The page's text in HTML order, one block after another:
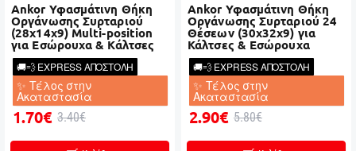
Ankor Υφασμάτινη Θήκη
Οργάνωσης Συρταριού
(28x14x9) Multi-position
για Εσώρουχα & Κάλτσες
🚚💨 EXPRESS ΑΠΟΣΤΟΛΗ
✨ Τέλος στην
Ακαταστασία
1.70€ 3.40€
Ankor Υφασμάτινη Θήκη
Οργάνωσης Συρταριού 24
Θέσεων (30x32x9) για
Κάλτσες & Εσώρουχα
🚚💨 EXPRESS ΑΠΟΣΤΟΛΗ
✨ Τέλος στην
Ακαταστασία
2.90€ 5.80€